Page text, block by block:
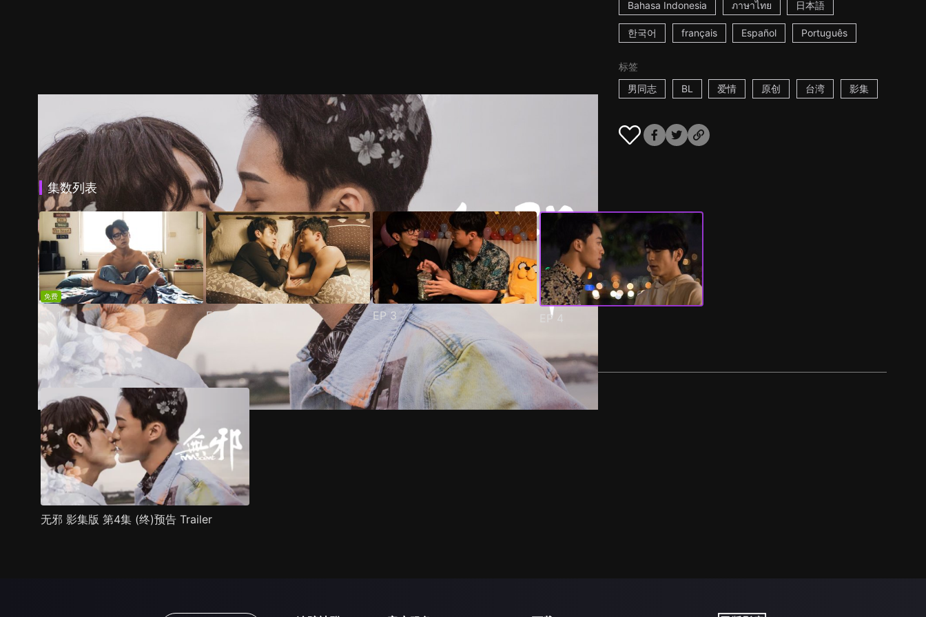
Bahasa Indonesia ภาษาไทย 日本語
한국어 français Español Português
标签
男同志
BL 爱情 原创 台湾 影集
集数列表
免费
EP EP2 EP3 EP 4
预告 剧照 推荐影片 剧情介绍
无邪 影集版 第4集 (终)预告 Trailer